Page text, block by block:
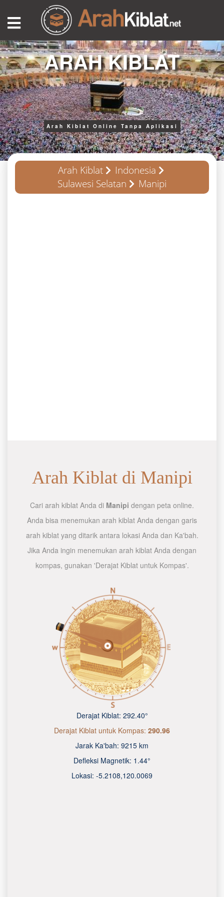
ARAH KIBLAT
Arah Kiblat Online Tanpa Aplikasi
Arah Kiblat
Indonesia
Sulawesi Selatan
Manipi
Arah Kiblat di Manipi
Cari arah kiblat Anda di Manipi dengan peta online.
Anda bisa menemukan arah kiblat Anda dengan garis
arah kiblat yang ditarik antara lokasi Anda dan Ka'bah.
Jika Anda ingin menemukan arah kiblat Anda dengan
kompas, gunakan 'Derajat Kiblat untuk Kompas'.
Derajat Kiblat: 292.40°
Derajat Kiblat untuk Kompas: 290.96
Jarak Ka'bah: 9215 km
Defleksi Magnetik: 1.44°
Lokasi: -5.2108,120.0070